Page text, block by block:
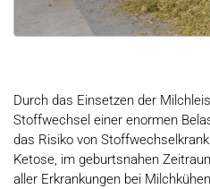
Durch das Einsetzen der
Stoffwechsel einer enormen
das Risiko von
Ketose, im geburtsnahen
aller Erkrankungen bei